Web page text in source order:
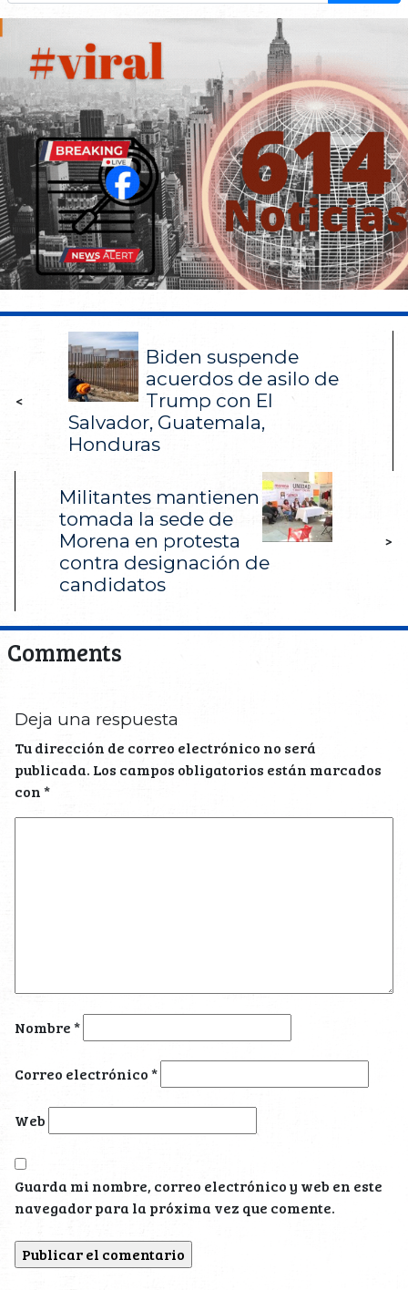
<
Biden suspende
acuerdos de asilo de
Trump con El
Salvador, Guatemala,
Honduras
Militantes mantienen
tomada la sede de
Morena en protesta
contra designación de
candidatos
>
Comments
Deja una respuesta
Tu dirección de correo electrónico no será
publicada. Los campos obligatorios están marcados
con*
Nombre*
Correo electrónico*
Web
Guarda mi nombre, correo electrónico y web en este
navegador para la próxima vez que comente.